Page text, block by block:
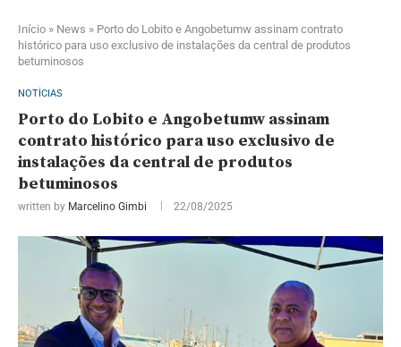
Início » News » Porto do Lobito e Angobetumw assinam contrato
histórico para uso exclusivo de instalações da central de produtos
betuminosos
NOTÍCIAS
Porto do Lobito e Angobetumw assinam
contrato histórico para uso exclusivo de
instalações da central de produtos
betuminosos
written by Marcelino Gimbi 22/08/2025